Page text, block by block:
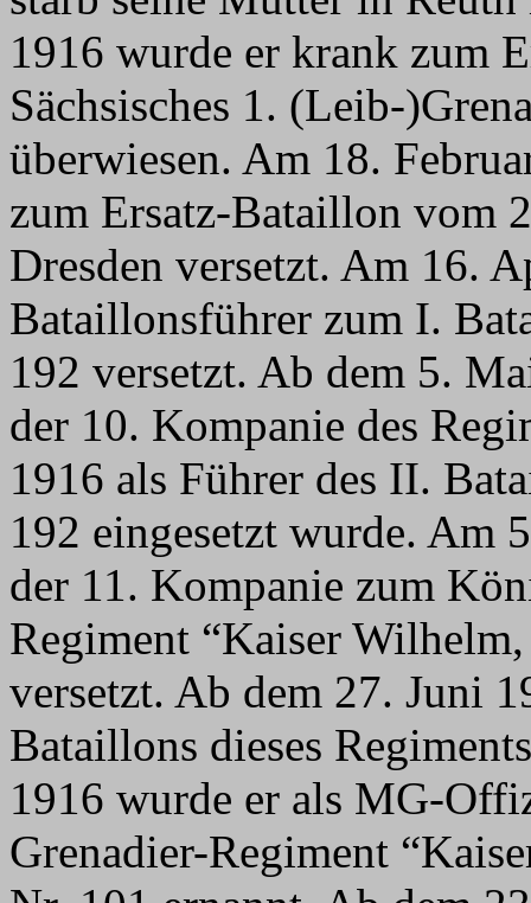
1916 wurde er krank zum
Sächsisches 1. (Leib-
überwiesen. Am 18.
zum Ersatz-Bataillon vom
Dresden versetzt. Am 16.
Bataillonsführer zum I.
192 versetzt. Ab dem 5.
der 10. Kompanie des
1916 als Führer des II.
192 eingesetzt wurde. Am
der 11. Kompanie zum
Regiment “Kaiser
versetzt. Ab dem 27. Juni
Bataillons dieses
1916 wurde er als MG-
Grenadier-Regiment